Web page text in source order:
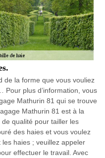
de la forme que vous vouliez
Pour plus d’information, vous
Mathurin 81 qui se trouve
Mathurin 81 est à la
qualité pour tailler les
des haies et vous voulez
haies ; veuillez appeler
effectuer le travail. Avec